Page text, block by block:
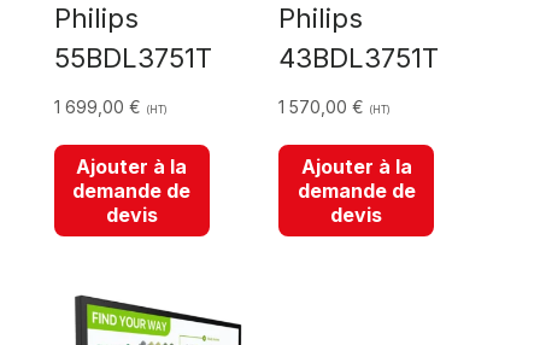
Philips
55BDL3751T
1 699,00 € (HT)
Ajouter à la
demande de
devis
Philips
43BDL3751T
1 570,00€ (HT)
Ajouter à la
demande de
devis